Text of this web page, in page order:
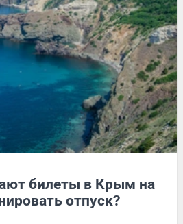
билеты в Крым на
отпуск?